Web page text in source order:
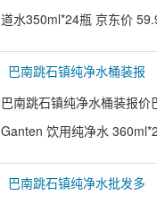
道水350ml*24瓶 京东价
巴南跳石镇纯净水桶装报
巴南跳石镇纯净水桶装报
Ganten 饮用纯净水
巴南跳石镇纯净水批发多